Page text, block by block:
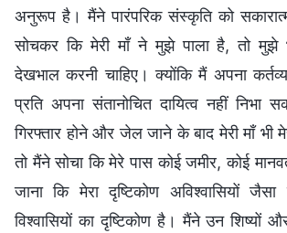
अनुरूप है। मैंने पारंपरिक संस्कृति को
सोचकर कि मेरी माँ ने मुझे पाला है, तो मुझे
देखभाल करनी चाहिए। क्योंकि मैं अपना
प्रति अपना संतानोचित दायित्व नहीं निभा
गिरफ्तार होने और जेल जाने के बाद मेरी माँ
तो मैंने सोचा कि मेरे पास कोई जमीर, कोई
जाना कि मेरा दृष्टिकोण अविश्वासियों
विश्वासियों का दृष्टिकोण है। मैंने उन शिष्यों